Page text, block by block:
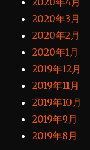
2020年3月
2020年2月
2020年1月
2019年12月
2019年11月
2019年10月
2019年9月
2019年8月